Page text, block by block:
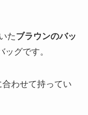
たブラウンのバッ
ッグです。
わせて持ってい